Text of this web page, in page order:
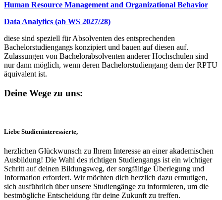
Human Resource Management and Organizational Behavior
Data Analytics (ab WS 2027/28)
diese sind speziell für Absolventen des entsprechenden
Bachelorstudiengangs konzipiert und bauen auf diesen auf.
Zulassungen von Bachelorabsolventen anderer Hochschulen sind
nur dann möglich, wenn deren Bachelorstudiengang dem der RPTU
äquivalent ist.
Deine Wege zu uns:
Liebe Studieninteressierte,
herzlichen Glückwunsch zu Ihrem Interesse an einer akademischen
Ausbildung! Die Wahl des richtigen Studiengangs ist ein wichtiger
Schritt auf deinen Bildungsweg, der sorgfältige Überlegung und
Information erfordert. Wir möchten dich herzlich dazu ermutigen,
sich ausführlich über unsere Studiengänge zu informieren, um die
bestmögliche Entscheidung für deine Zukunft zu treffen.